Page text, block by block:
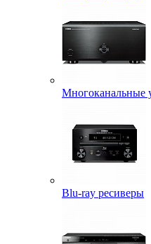
Многоканальные
Blu-ray ресиверы